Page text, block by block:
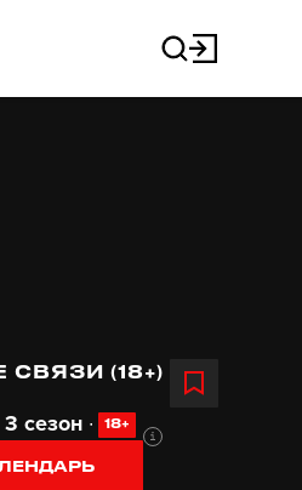
(18+)
сезон ∙ 18+